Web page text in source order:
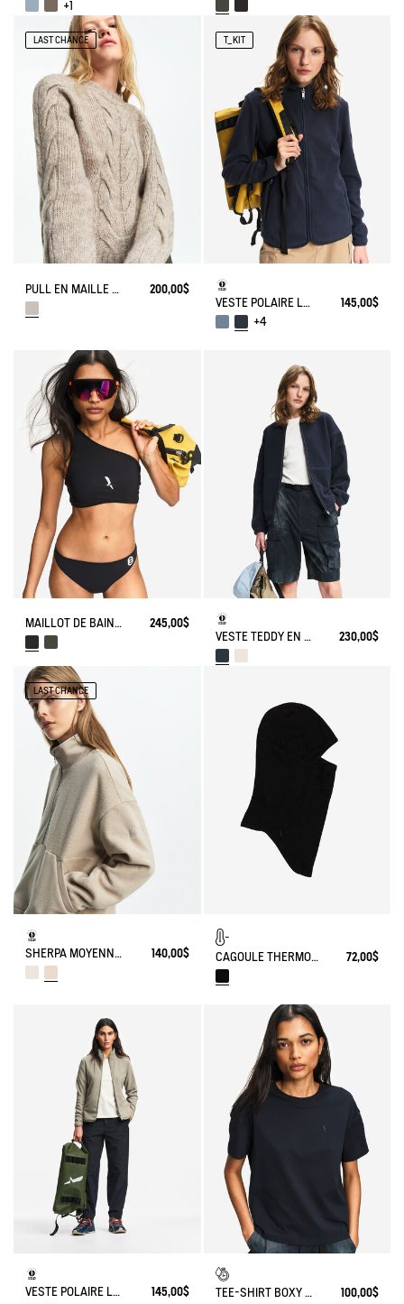
+1
LAST CHANCE
PULL EN MAILLE TORSADÉE 200,00$
T_KIT
VESTE POLAIRE LÉGÈRE ET CHAUDE T-KIT
145,00$
+4
MAILLOT DE BAIN DEUX PIÈCES - AIGLE X CHLORE
245,00$
VESTE TEDDY EN SHERPA LÉGER
230,00$
LAST CHANCE
SHERPA MOYENNE COL ZIPPÉ 140,00$ CAGOULE THERMO-RÉGULATRICE 72,00$
VESTE POLAIRE LÉGÈRE ET CHAUDE T-KIT®
145,00$
TEE-SHIRT BOXY COURT DFT®
100,00$